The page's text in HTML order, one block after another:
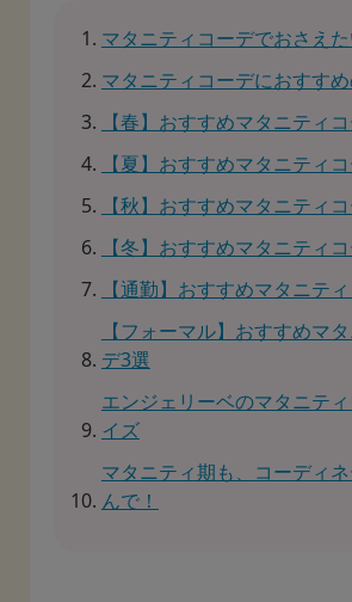
マタニティコーデでおさえ
マタニティコーデにおすす
【春】おすすめマタニティ
【夏】おすすめマタニティ
【秋】おすすめマタニティ
【冬】おすすめマタニティ
【通勤】おすすめマタニテ
【フォーマル】おすすめマ
デ3選
エンジェリーベのマタニテ
イズ
マタニティ期も、コーディ
んで！